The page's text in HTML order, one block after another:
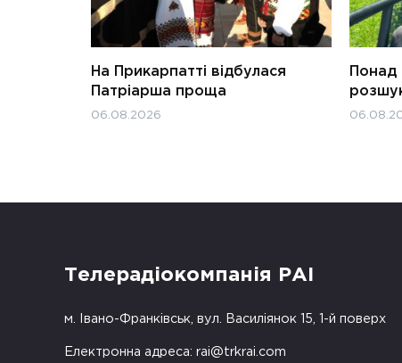
На Прикарпатті відбулася
Патріарша проща
06.08.2026
Понад
Телерадіокомпанія РАІ
м. Івано-Франківськ, вул. Василіянок 15, 1-й поверх
Електронна адреса: rai@trkrai.com